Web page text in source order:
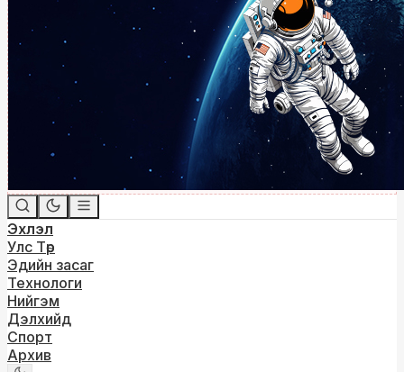
Эхлэл
Улс Төр
Эдийн засаг
Технологи
Нийгэм
Дэлхийд
Спорт
Архив